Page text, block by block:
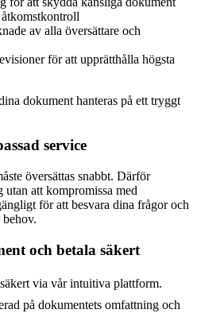
av alla översättare och
för att upprätthålla högsta
dokument hanteras på ett tryggt
service
översättas snabbt. Därför
utan att kompromissa med
för att besvara dina frågor och
behov.
och betala säkert
säkert via vår intuitiva plattform.
på dokumentets omfattning och